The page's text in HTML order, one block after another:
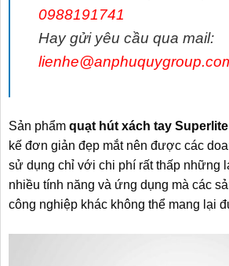
0988191741
Hay gửi yêu cầu qua mail:
Sản phẩm quạt hút xách tay Superlite
kế đơn giản đẹp mắt nên được các
sử dụng chỉ với chi phí rất thấp những
nhiều tính năng và ứng dụng mà các
công nghiệp khác không thể mang lại